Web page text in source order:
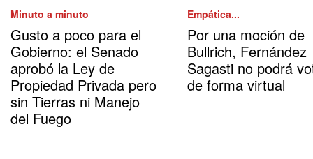
Minuto a minuto
Gusto a poco para el
Gobierno: el Senado
aprobó la Ley de
Propiedad Privada pero
sin Tierras ni Manejo
del Fuego
Empática...
Por una moción de
Bullrich, Fernández
Sagasti no podrá
de forma virtual